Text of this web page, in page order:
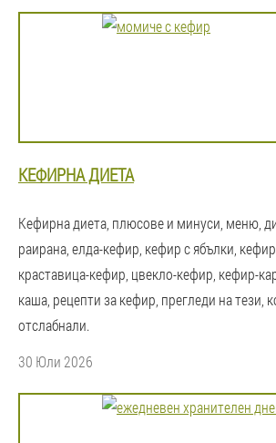
КЕФИРНА ДИЕТА
Кефирна диета, плюсове и минуси, меню,
раирана, елда-кефир, кефир с ябълки,
краставица-кефир, цвекло-кефир, кефир-
каша, рецепти за кефир, прегледи на тези,
отслабнали.
30 Юли 2026